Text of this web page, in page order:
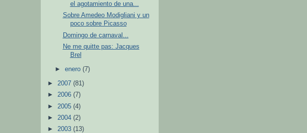
el agotamiento de una...
Sobre Amedeo Modigliani y un
poco sobre Picasso
Domingo de carnaval...
Ne me quitte pas: Jacques
Brel
►enero(7)
► 2007 (81)
► 2006 (7)
► 2005 (4)
► 2004 (2)
► 2003 (13)